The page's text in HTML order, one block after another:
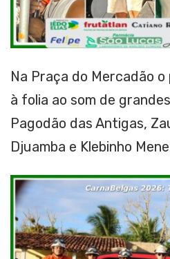
Na Praça do Mercadão
à folia ao som de
Pagodão das Antigas,
Djuamba e Klebinho